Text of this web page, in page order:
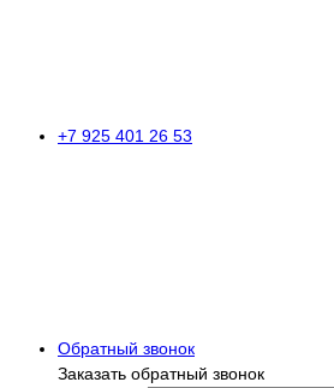
+7 925 401 26 53
Обратный звонок
Заказать обратный звонок